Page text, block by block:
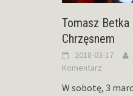
Tomasz Betka
Chrzęsnem
2018-03-17
Komentarz
W sobotę, 3